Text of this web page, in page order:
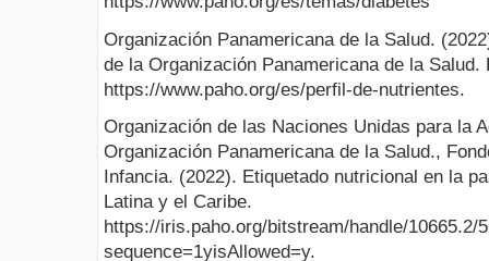
Organización Panamericana de la Salud.
de la Organización Panamericana de la
https://www.paho.org/es/perfil-de-nutrientes.
Organización de las Naciones Unidas para la
Organización Panamericana de la Salud.,
Infancia. (2022). Etiquetado nutricional en la
Latina y el Caribe.
https://iris.paho.org/bitstream/handle/10665.2/
sequence=1yisAllowed=y.